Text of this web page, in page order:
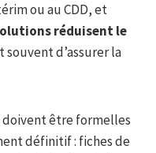
ou au CDD, et
réduisent le
d’assurer la
doivent être formelles
définitif : fiches de